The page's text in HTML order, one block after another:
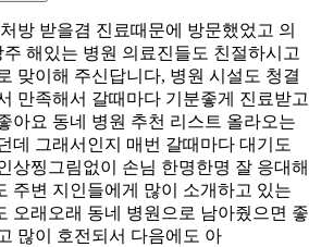
방 받을겸 진료때문에 방문했었고 의
해있는 병원 의료진들도 친절하시고
맞이해 주신답니다, 병원 시설도 청결
만족해서 갈때마다 기분좋게 진료받고
아요 동네 병원 추천 리스트 올라오는
데 그래서인지 매번 갈때마다 대기도
상찡그림없이 손님 한명한명 잘 응대해
주변 지인들에게 많이 소개하고 있는
오래오래 동네 병원으로 남아줬으면 좋
많이 호전되서 다음에도 아